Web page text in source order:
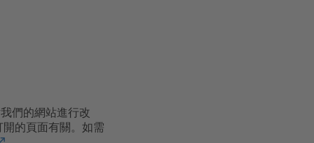
們的網站進行改
的頁面有關。如需